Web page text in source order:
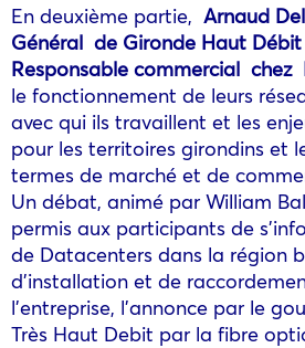
En deuxième partie, Arnaud
Général de Gironde Haut Débit
Responsable commercial chez
le fonctionnement de leurs
avec qui ils travaillent et les
pour les territoires girondins et
termes de marché et de
Un débat, animé par William
permis aux participants de
de Datacenters dans la région
d’installation et de
l’entreprise, l’annonce par le
Très Haut Debit par la fibre